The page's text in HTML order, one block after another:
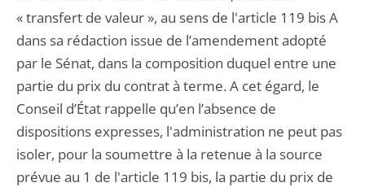
« transfert de valeur », au sens de l'article 119 bis A
dans sa rédaction issue de l’amendement adopté
par le Sénat, dans la composition duquel entre une
partie du prix du contrat à terme. A cet égard, le
Conseil d’État rappelle qu’en l’absence de
dispositions expresses, l'administration ne peut pas
isoler, pour la soumettre à la retenue à la source
prévue au 1 de l'article 119 bis, la partie du prix de